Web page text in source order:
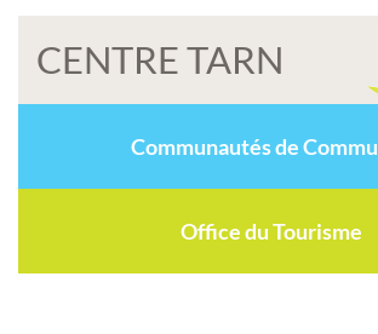
CENTRE TARN
Communautés de
Office du Tourisme